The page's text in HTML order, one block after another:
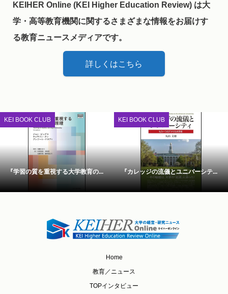
KEIHER Online (KEI Higher Education Review) は大
学・高等教育機関に関するさまざまな情報をお届けす
る教育ニュースメディアです。
詳しくはこちら
KEI BOOK CLUB
『学習の質を重視する大学教育の...
KEI BOOK CLUB
『カレッジの流儀とユニバーシテ...
Home
教育／ニュース
TOPインタビュー